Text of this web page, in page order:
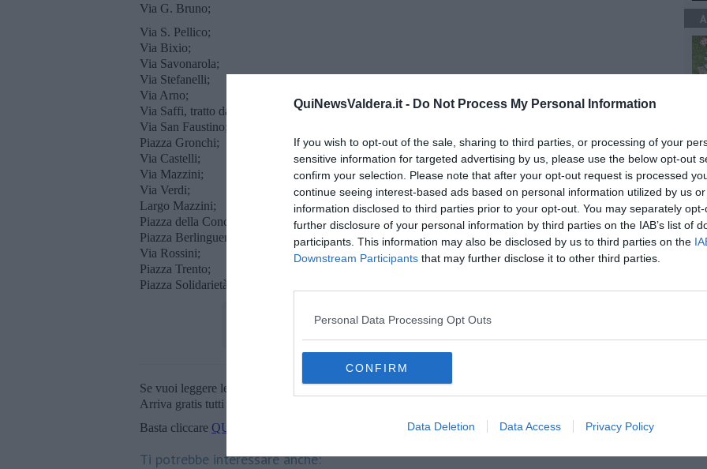
QuiNewsValdera.it - Do Not Process My Personal Information
If you wish to opt-out of the sale, sharing to third parties, or processing of your
sensitive information for targeted advertising by us, please use the below opt-out
confirm your selection. Please note that after your opt-out request is processed
continue seeing interest-based ads based on personal information utilized by us
information disclosed to third parties prior to your opt-out. You may separately
further disclosure of your personal information by third parties on the IAB’s list of
participants. This information may also be disclosed by us to third parties on the
Downstream Participants that may further disclose it to other third parties.
Personal Data Processing Opt Outs
CONFIRM
Data Deletion Data Access Privacy Policy
Via G. Bruno;
Via S. Pellico;
Via Bixio;
Via Savonarola;
Via Stefanelli;
Via Arno;
Via Saffi, tratto da Via T. Romagnola a Via S.Faustino;
Via San Faustino;
Piazza Gronchi;
Via Castelli;
Via Mazzini;
Via Verdi;
Largo Mazzini;
Piazza della Concordia;
Piazza Berlinguer eccetto Fast Park;
Via Rossini;
Piazza Trento;
Piazza Solidarietà (fila esterna di cortesia).
Se vuoi leggere le notizie principali della Toscana iscriviti allaNewsletter QUInews - ToscanaMedia.
Arriva gratis tutti i giorni alle 20:00 direttamente nella tua casella di posta.
Basta cliccare QUI
Ti potrebbe interessare anche: